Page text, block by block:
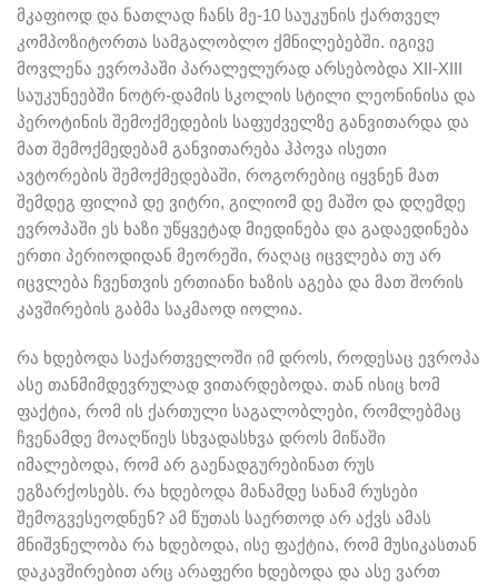
მკაფიოდ და ნათლად ჩანს მე-10 საუკუნის ქართველ
კომპოზიტორთა სამგალობლო ქმნილებებში. იგივე
მოვლენა ევროპაში პარალელურად არსებობდა XII-XIII
საუკუნეებში ნოტრ-დამის სკოლის სტილი ლეონინისა და
პეროტინის შემოქმედების საფუძველზე განვითარდა და
მათ შემოქმედებამ განვითარება ჰპოვა ისეთი
ავტორების შემოქმედებაში, როგორებიც იყვნენ მათ
შემდეგ ფილიპ დე ვიტრი, გილიომ დე მაშო და დღემდე
ევროპაში ეს ხაზი უწყვეტად მიედინება და გადაედინება
ერთი პერიოდიდან მეორეში, რაღაც იცვლება თუ არ
იცვლება ჩვენთვის ერთიანი ხაზის აგება და მათ შორის
კავშირების გაბმა საკმაოდ იოლია.
რა ხდებოდა საქართველოში იმ დროს, როდესაც ევროპა
ასე თანმიმდევრულად ვითარდებოდა. თან ისიც ხომ
ფაქტია, რომ ის ქართული საგალობლები, რომლებმაც
ჩვენამდე მოაღწიეს სხვადასხვა დროს მიწაში
იმალებოდა, რომ არ გაენადგურებინათ რუს
ეგზარქოსებს. რა ხდებოდა მანამდე სანამ რუსები
შემოგვესეოდნენ? ამ წუთას საერთოდ არ აქვს ამას
მნიშვნელობა რა ხდებოდა, ისე ფაქტია, რომ მუსიკასთან
დაკავშირებით არც არაფერი ხდებოდა და ასე ვართ